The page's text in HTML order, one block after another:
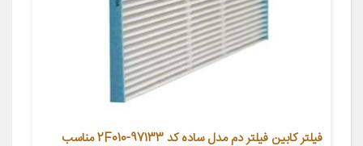
فیلتر کابین فیلتر دم مدل ساده کد 97133-2F010 مناسب